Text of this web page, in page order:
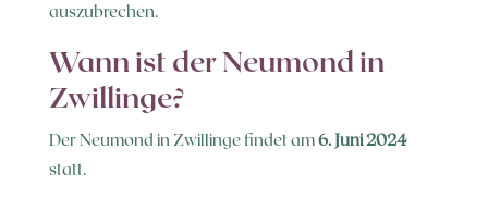
auszubrechen.
Wann ist der Neumond in
Zwillinge?
Der Neumond in Zwillinge findet am6. Juni 2024
statt.